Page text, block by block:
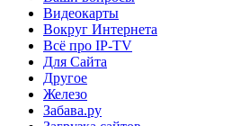
Видеокарты
Вокруг Интернета
Всё про IP-TV
Для Сайта
Другое
Железо
Забава.ру